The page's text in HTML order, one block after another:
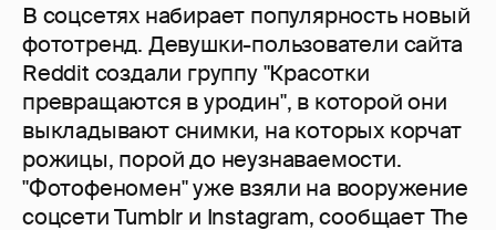
В соцсетях набирает популярность новый
фототренд. Девушки-пользователи сайта
Reddit создали группу "Красотки
превращаются в уродин", в которой они
выкладывают снимки, на которых корчат
рожицы, порой до неузнаваемости.
"Фотофеномен" уже взяли на вооружение
соцсети Tumblr и Instagram, сообщает The